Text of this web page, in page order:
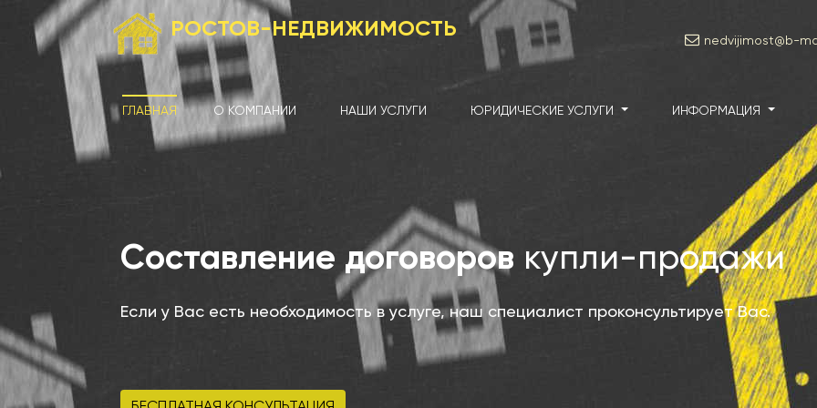
РОСТОВ-НЕДВИЖИМОСТЬ nedvijimost@b-
ГЛАВНАЯ О КОМПАНИИ НАШИ УСЛУГИ ЮРИДИЧЕСКИЕ УСЛУГИ ИНФОРМАЦИЯ
Составление договоров купли-продажи
Если у Вас есть необходимость в услуге, наш специалист проконсультирует Вас.